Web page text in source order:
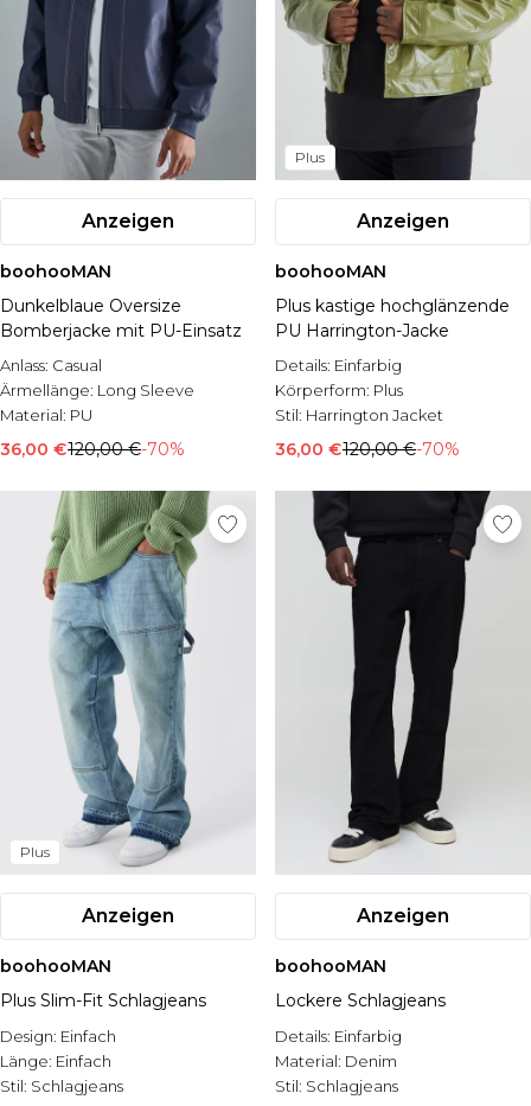
Anzeigen
boohooMAN
Dunkelblaue Oversize
Bomberjacke mit PU-Einsatz
Anlass: Casual
Ärmellänge: Long Sleeve
Material: PU
36,00 €120,00 €-70%
Plus
Anzeigen
boohooMAN
Plus kastige hochglänzende
PU Harrington-Jacke
Details: Einfarbig
Körperform: Plus
Stil: Harrington Jacket
36,00 €120,00 €-70%
Plus
Anzeigen
boohooMAN
Plus Slim-Fit Schlagjeans
Design: Einfach
Länge: Einfach
Stil: Schlagjeans
Anzeigen
boohooMAN
Lockere Schlagjeans
Details: Einfarbig
Material: Denim
Stil: Schlagjeans